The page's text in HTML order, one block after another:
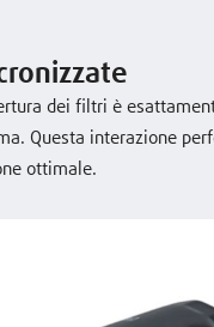
dei filtri è
Questa interazione
ottimale.